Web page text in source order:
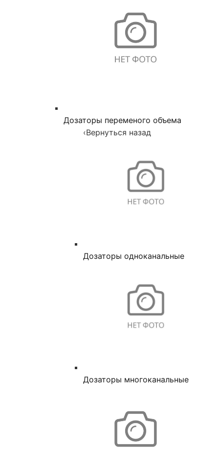
Дозаторы переменого объема
‹Вернуться назад
Дозаторы одноканальные
Дозаторы многоканальные